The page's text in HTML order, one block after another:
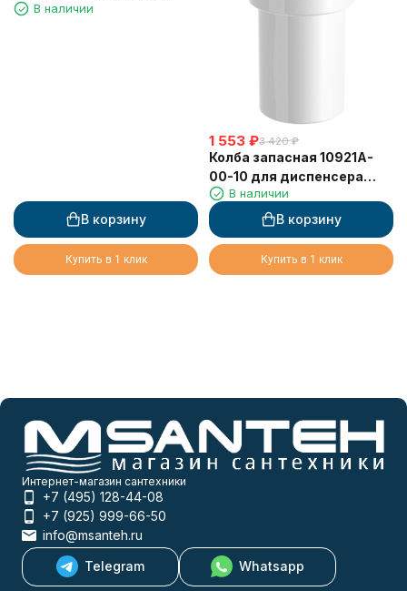
тройной к стене (для
В наличии
В корзину
Купить в 1 клик
1 553 ₽3 420 ₽
Колба запасная 10921A-
00-10 для диспенсера
Langberger 10921A
керамика круглая
В наличии
В корзину
Купить в 1 клик
Интернет-магазин сантехники
+7 (495) 128-44-08
+7 (925) 999-66-50
info@msanteh.ru
Telegram
Whatsapp